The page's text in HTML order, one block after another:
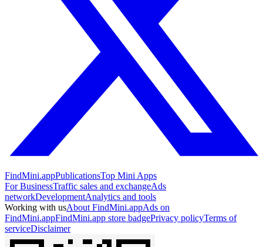
FindMini.appPublicationsTop Mini Apps
For BusinessTraffic sales and exchangeAds
networkDevelopmentAnalytics and tools
Working with usAbout FindMini.appAds on
FindMini.appFindMini.app store badgePrivacy policyTerms of
serviceDisclaimer